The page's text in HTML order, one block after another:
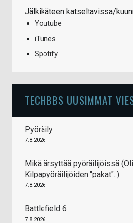
Jälkikäteen katseltavissa/
Youtube
iTunes
Spotify
TECHBBS UUSIMMAT
Pyöräily
7.8.2026
Mikä ärsyttää pyöräilijöissä
Kilpapyöräilijöiden "pakat"..)
7.8.2026
Battlefield 6
7.8.2026